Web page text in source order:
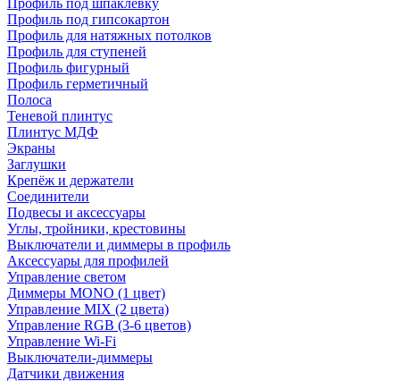
Профиль под шпаклевку
Профиль под гипсокартон
Профиль для натяжных потолков
Профиль для ступеней
Профиль фигурный
Профиль герметичный
Полоса
Теневой плинтус
Плинтус МДФ
Экраны
Заглушки
Крепёж и держатели
Соединители
Подвесы и аксессуары
Углы, тройники, крестовины
Выключатели и диммеры в профиль
Аксессуары для профилей
Управление светом
Диммеры MONO (1 цвет)
Управление MIX (2 цвета)
Управление RGB (3-6 цветов)
Управление Wi-Fi
Выключатели-диммеры
Датчики движения